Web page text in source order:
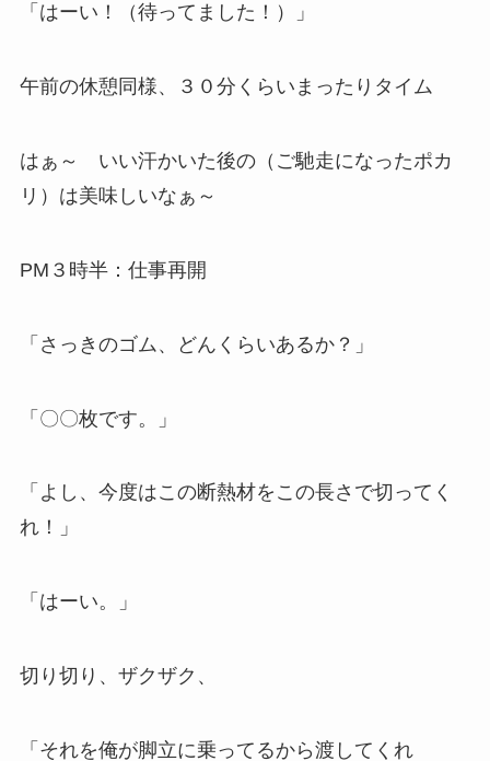
「はーい！（待ってました！）」
午前の休憩同様、３０分くらいまったりタイム
はぁ～ いい汗かいた後の（ご馳走になったポカ
リ）は美味しいなぁ～
PM３時半：仕事再開
「さっきのゴム、どんくらいあるか？」
「〇〇枚です。」
「よし、今度はこの断熱材をこの長さで切ってく
れ！」
「はーい。」
切り切り、ザクザク、
「それを俺が脚立に乗ってるから渡してくれ